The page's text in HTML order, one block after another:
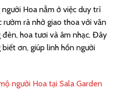
Hoa nằm ở việc duy trì
rà nhờ giao thoa với văn
hoa tươi và âm nhạc. Đây
ơn, giúp linh hồn người
người Hoa tại Sala Garden